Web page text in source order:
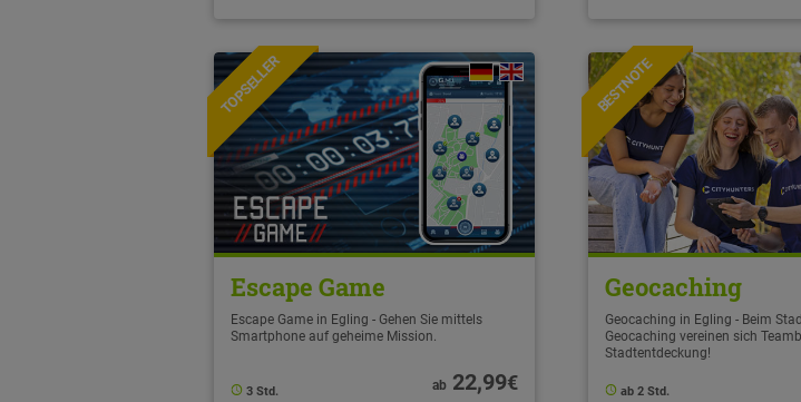
NEU
TOPSELLER
Escape Game
Escape Game in Egling - Gehen Sie mittels
Smartphone auf geheime Mission.
3 Std.
ab22,99€
BESTNOTE
Geocaching
Geocaching in Egling - Beim
Geocaching vereinen sich
Stadtentdeckung!
ab 2 Std.